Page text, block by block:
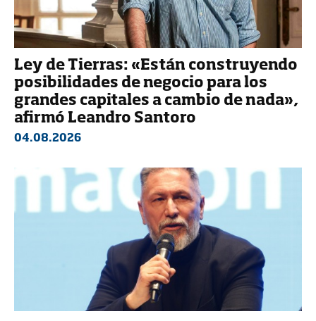
Ley de Tierras: «Están construyendo
posibilidades de negocio para los
grandes capitales a cambio de nada»,
afirmó Leandro Santoro
04.08.2026